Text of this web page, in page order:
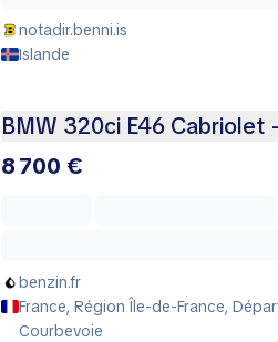
notadir.benni.is
Islande
BMW 320ci E46 Cabriolet
8 700 €
benzin.fr
France, Région Île-de-France,
Courbevoie